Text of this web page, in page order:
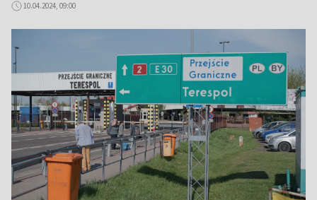
10.04.2024, 09:00